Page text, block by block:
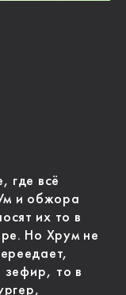
где всё
и обжора
их то в
Но Хрум не
зефир, то в